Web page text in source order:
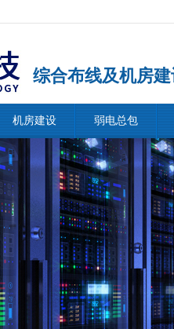
综合布线及机房
机房建设 弱电总包